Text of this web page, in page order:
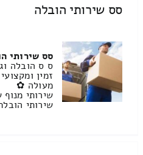
סס שירותי הובלה
סס שירותי
ס ס הובלה
זמין
מעולה ✿
שירותי מנוף
שירותי